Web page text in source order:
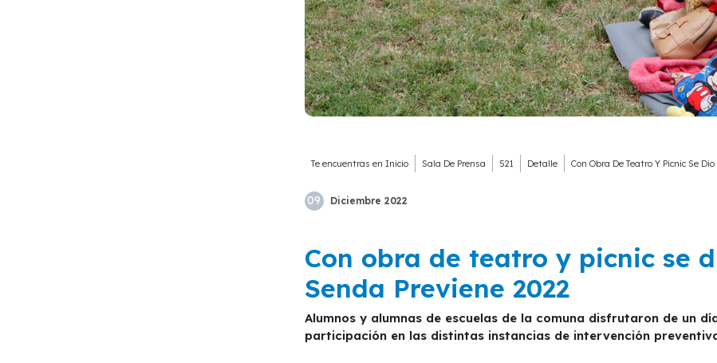
Te encuentras en Inicio Sala De Prensa 521 Detalle Con Obra De Teatro Y Picnic Se
09 Diciembre 2022
Con obra de teatro y picnic se
Senda Previene 2022
Alumnos y alumnas de escuelas de la comuna disfrutaron de un día de recreación y reconocimiento por su
participación en las distintas instancias de intervención